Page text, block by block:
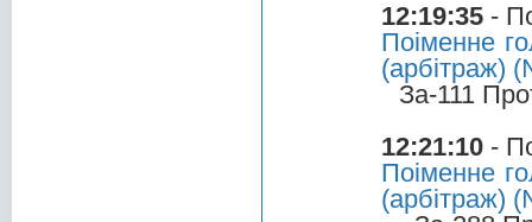
12:19:35 -
Поіменне
(арбітраж)
За-111
12:21:10 -
Поіменне
(арбітраж)